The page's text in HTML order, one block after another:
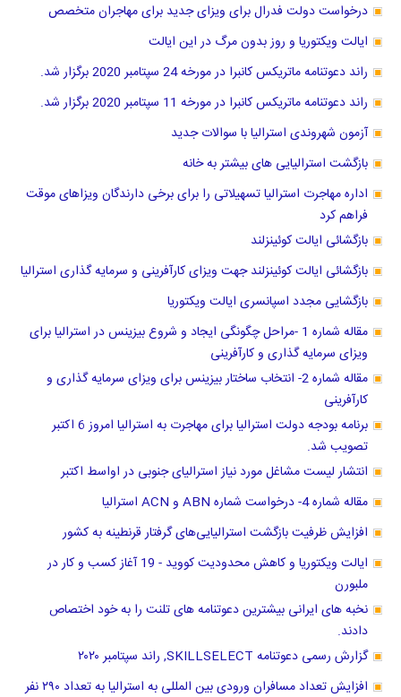
درخواست دولت فدرال برای ویزای جدید برای مهاجران متخصص
ایالت ویکتوریا و روز بدون مرگ در این ایالت
راند دعوتنامه ماتریکس کانبرا در مورخه 24 سپتامبر 2020 برگزار شد.
راند دعوتنامه ماتریکس کانبرا در مورخه 11 سپتامبر 2020 برگزار شد.
آزمون شهروندی استرالیا با سوالات جدید
بازگشت استرالیایی های بیشتر به خانه
اداره مهاجرت استرالیا تسهیلاتی را برای برخی دارندگان ویزاهای موقت
فراهم کرد
بازگشائی ایالت کوئینزلند
بازگشائی ایالت کوئینزلند جهت ویزای کارآفرینی و سرمایه گذاری استرالیا
بازگشایی مجدد اسپانسری ایالت ویکتوریا
مقاله شماره 1 -مراحل چگونگی ایجاد و شروع بیزینس در استرالیا برای
ویزای سرمایه گذاری و کارآفرینی
مقاله شماره 2- انتخاب ساختار بیزینس برای ویزای سرمایه گذاری و
کارآفرینی
برنامه بودجه دولت استرالیا برای مهاجرت به استرالیا امروز 6 اکتبر
تصویب شد.
انتشار لیست مشاغل مورد نیاز استرالیای جنوبی در اواسط اکتبر
مقاله شماره 4- درخواست شماره ABN و ACN استرالیا
افزایش ظرفیت بازگشت استرالیایی‌های گرفتار قرنطینه به کشور
ایالت ویکتوریا و کاهش محدودیت کووید - 19 آغاز کسب و کار در
ملبورن
نخبه های ایرانی بیشترین دعوتنامه های تلنت را به خود اختصاص
دادند.
گزارش رسمی دعوتنامه SKILLSELECT, راند سپتامبر ۲۰۲۰
افزایش تعداد مسافران ورودی بین المللی به استرالیا به تعداد ۲۹۰ نفر